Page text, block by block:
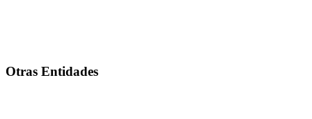
Otras Entidades